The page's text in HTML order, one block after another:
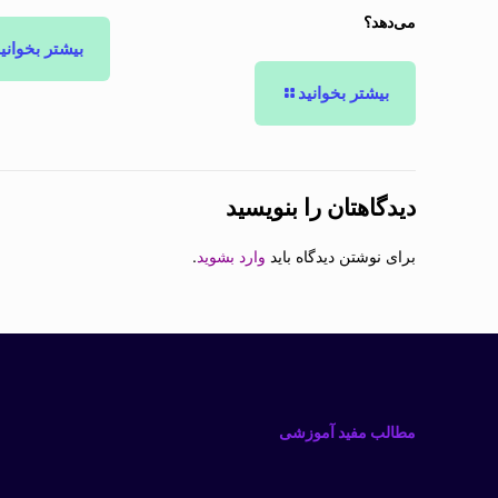
می‌دهد؟
بیشتر بخوانید
بیشتر
دیدگاهتان را بنویسید
برای نوشتن دیدگاه باید وارد بشوید.
مطالب مفید آموزشی